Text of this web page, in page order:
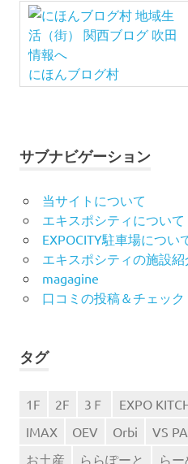
にほんブログ村
サブナビゲーション
当サイトについて
エキスポシティについて
EXPOCITY駐車場につい
エキスポシティの施設紹
magagine
口コミの投稿＆チェック
タグ
1F 2F 3Ｆ EXPO
IMAX
OEV Orbi VS
お土産
ららぽーと らー